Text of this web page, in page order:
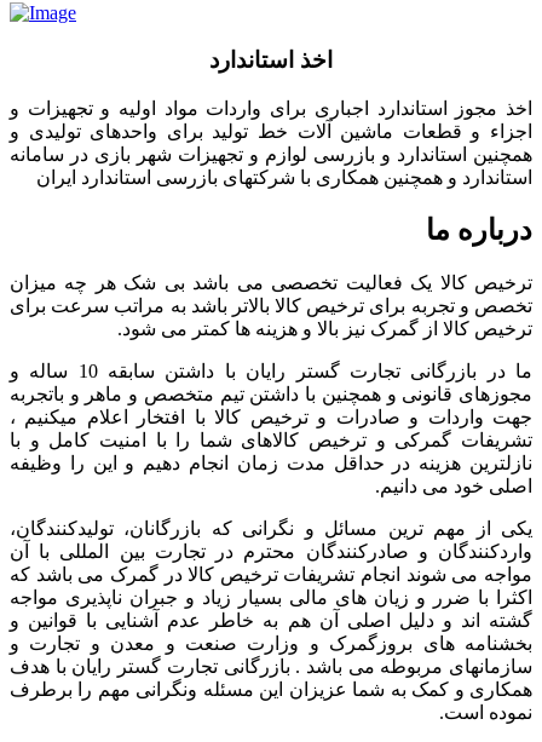
اخذ استاندارد
اخذ مجوز استاندارد اجباری برای واردات مواد اولیه و تجهیزات و
اجزاء و قطعات ماشین آلات خط تولید برای واحدهای تولیدی و
همچنین استاندارد و بازرسی لوازم و تجهیزات شهر بازی در سامانه
استاندارد و همچنین همکاری با شرکتهای بازرسی استاندارد ایران
درباره ما
ترخیص کالا یک فعالیت تخصصی می باشد بی شک هر چه میزان
تخصص و تجربه برای ترخیص کالا بالاتر باشد به مراتب سرعت برای
ترخیص کالا از گمرک نیز بالا و هزینه ها کمتر می شود.
ما در بازرگانی تجارت گستر رایان با داشتن سابقه 10 ساله و
مجوزهای قانونی و همچنین با داشتن تیم متخصص و ماهر و باتجربه
جهت واردات و صادرات و ترخیص کالا با افتخار اعلام میکنیم ،
تشریفات گمرکی و ترخیص کالاهای شما را با امنیت کامل و با
نازلترین هزینه در حداقل مدت زمان انجام دهیم و این را وظیفه
اصلی خود می دانیم.
یکی از مهم ترین مسائل و نگرانی که بازرگانان، تولیدکنندگان،
واردکنندگان و صادرکنندگان محترم در تجارت بین المللی با آن
مواجه می شوند انجام تشریفات ترخیص کالا در گمرک می باشد که
اکثرا با ضرر و زیان های مالی بسیار زیاد و جبران ناپذیری مواجه
گشته اند و دلیل اصلی آن هم به خاطر عدم آشنایی با قوانین و
بخشنامه های بروزگمرک و وزارت صنعت و معدن و تجارت و
سازمانهای مربوطه می باشد . بازرگانی تجارت گستر رایان با هدف
همکاری و کمک به شما عزیزان این مسئله ونگرانی مهم را برطرف
نموده است.